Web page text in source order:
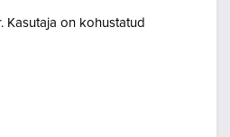
Kasutaja on kohustatud